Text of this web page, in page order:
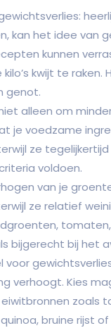
kan het idee van
kunnen
kwijt te
genot.
alleen om
je voedzame
ze tegelijkertijd
voldoen.
van je
ze relatief
bijgerecht bij het
voor
verhoogt. Kies
zoals
bruine rijst